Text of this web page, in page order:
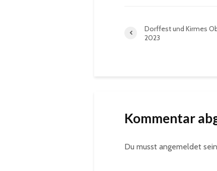
Dorffest und Kirmes
2023
Kommentar
Du musst angemeldet